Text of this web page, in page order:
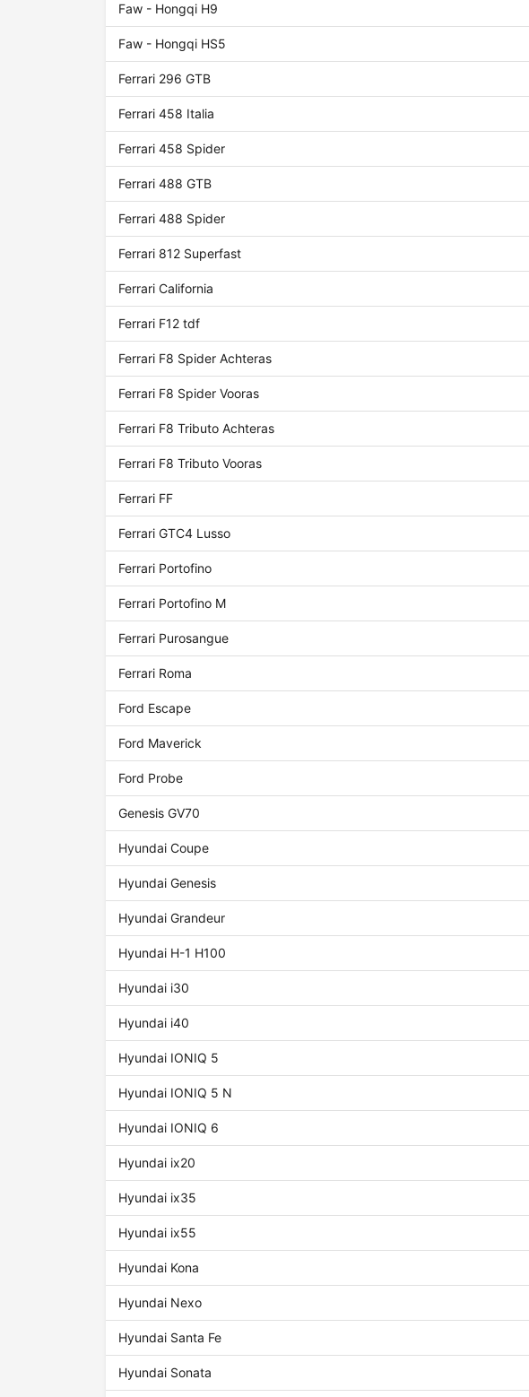
Faw - Hongqi H9
Faw - Hongqi HS5
Ferrari 296 GTB
Ferrari 458 Italia
Ferrari 458 Spider
Ferrari 488 GTB
Ferrari 488 Spider
Ferrari 812 Superfast
Ferrari California
Ferrari F12 tdf
Ferrari F8 Spider Achteras
Ferrari F8 Spider Vooras
Ferrari F8 Tributo Achteras
Ferrari F8 Tributo Vooras
Ferrari FF
Ferrari GTC4 Lusso
Ferrari Portofino
Ferrari Portofino M
Ferrari Purosangue
Ferrari Roma
Ford Escape
Ford Maverick
Ford Probe
Genesis GV70
Hyundai Coupe
Hyundai Genesis
Hyundai Grandeur
Hyundai H-1 H100
Hyundai i30
Hyundai i40
Hyundai IONIQ 5
Hyundai IONIQ 5 N
Hyundai IONIQ 6
Hyundai ix20
Hyundai ix35
Hyundai ix55
Hyundai Kona
Hyundai Nexo
Hyundai Santa Fe
Hyundai Sonata